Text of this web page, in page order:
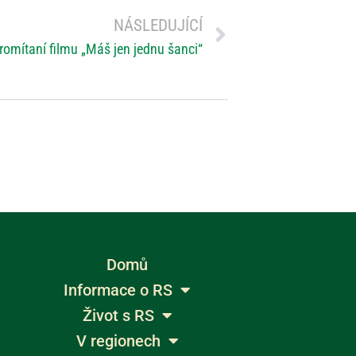
NÁSLEDUJÍCÍ
filmu „Máš jen jednu šanci“
Domů
Informace o RS
Život s RS
V regionech